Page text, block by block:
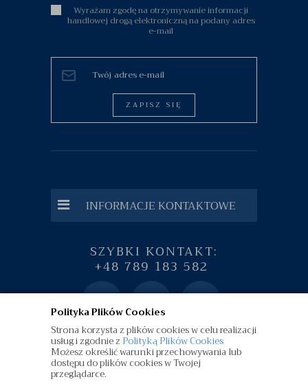
Polityka Plików Cookies
Strona korzysta z plików cookies w celu realizacji
usług i zgodnie z Polityką Plików Cookies
Możesz określić warunki przechowywania lub
dostępu do plików cookies w Twojej
przeglądarce.
Wyrażam zgodę na otrzymywanie informacji
handlowej drogą elektroniczną na podany adres
e-mail
ZAPISZ SIĘ
INFORMACJE KONTAKTOWE
SZYBKI KONTAKT:
+48 789 183 582